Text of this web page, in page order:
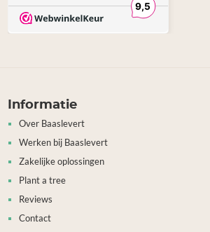
Informatie
Over Baaslevert
Werken bij Baaslevert
Zakelijke oplossingen
Plant a tree
Reviews
Contact